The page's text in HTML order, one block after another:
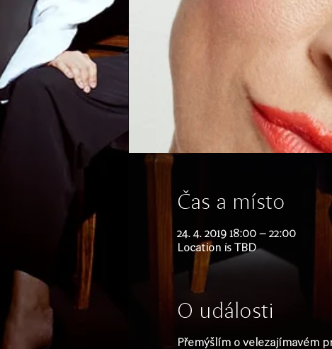
Čas a místo
24. 4. 2019 18:00 – 22:00
Location is TBD
O události
Přemýšlím o velezajímavém